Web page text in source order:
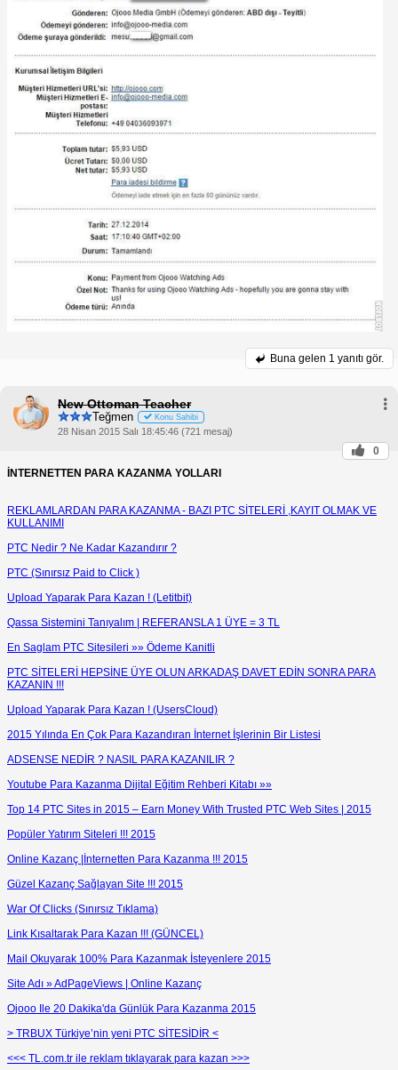
Buna gelen 1 yanıtı gör.
New Ottoman Teacher
Teğmen Konu Sahibi
28 Nisan 2015 Salı 18:45:46 (721 mesaj)
0
İNTERNETTEN PARA KAZANMA YOLLARI
REKLAMLARDAN PARA KAZANMA - BAZI PTC SİTELERİ ,KAYIT OLMAK VE
KULLANIMI
PTC Nedir ? Ne Kadar Kazandırır ?
PTC (Sınırsız Paid to Click )
Upload Yaparak Para Kazan ! (Letitbit)
Qassa Sistemini Tanıyalım | REFERANSLA 1 ÜYE = 3 TL
En Saglam PTC Sitesileri »» Ödeme Kanitli
PTC SİTELERİ HEPSİNE ÜYE OLUN ARKADAŞ DAVET EDİN SONRA PARA
KAZANIN !!!
Upload Yaparak Para Kazan ! (UsersCloud)
2015 Yılında En Çok Para Kazandıran İnternet İşlerinin Bir Listesi
ADSENSE NEDİR ? NASIL PARA KAZANILIR ?
Youtube Para Kazanma Dijital Eğitim Rehberi Kitabı »»
Top 14 PTC Sites in 2015 – Earn Money With Trusted PTC Web Sites | 2015
Popüler Yatırım Siteleri !!! 2015
Online Kazanç |İnternetten Para Kazanma !!! 2015
Güzel Kazanç Sağlayan Site !!! 2015
War Of Clicks (Sınırsız Tıklama)
Link Kısaltarak Para Kazan !!! (GÜNCEL)
Mail Okuyarak 100% Para Kazanmak İsteyenlere 2015
Site Adı » AdPageViews | Online Kazanç
Ojooo Ile 20 Dakika'da Günlük Para Kazanma 2015
> TRBUX Türkiye’nin yeni PTC SİTESİDİR <
<<< TL.com.tr ile reklam tıklayarak para kazan >>>